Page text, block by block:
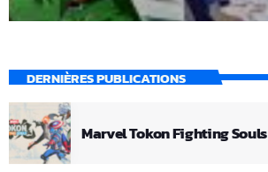
DERNIÈRES PUBLICATIONS
Marvel Tokon Fighting Souls